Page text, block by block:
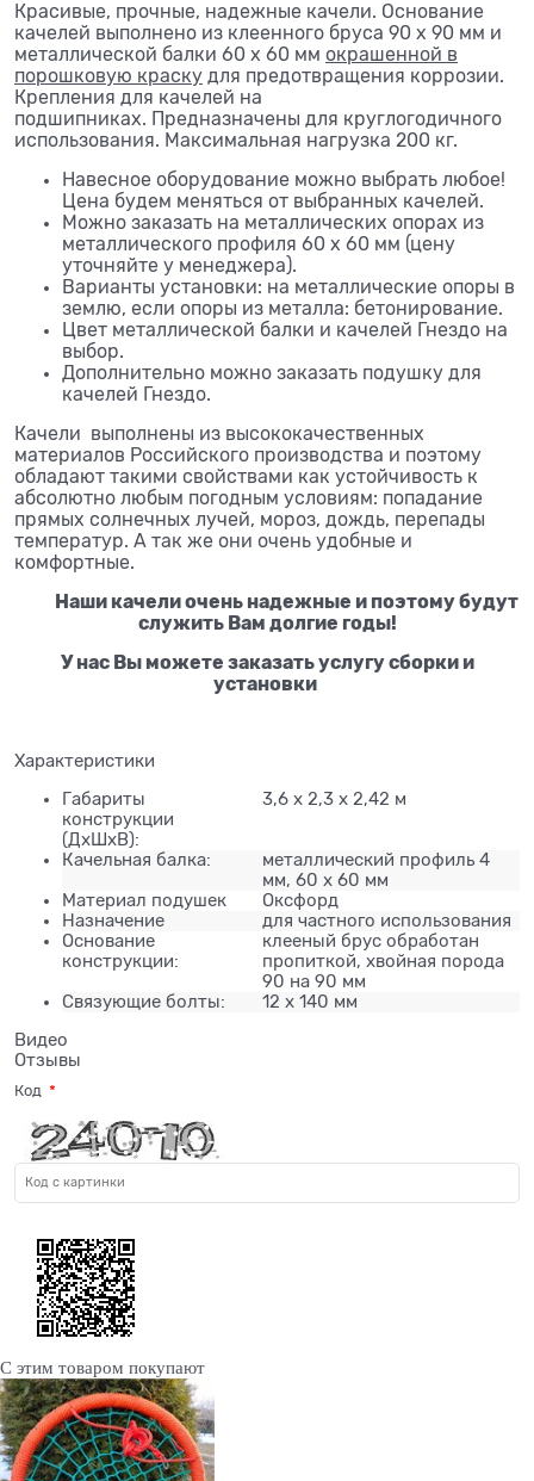
Красивые, прочные, надежные качели. Основание
качелей выполнено из клеенного бруса 90 х 90 мм и
металлической балки 60 х 60 мм окрашенной в
порошковую краску для предотвращения коррозии.
Крепления для качелей на
подшипниках. Предназначены для круглогодичного
использования. Максимальная нагрузка 200 кг.
Навесное оборудование можно выбрать любое!
Цена будем меняться от выбранных качелей.
Можно заказать на металлических опорах из
металлического профиля 60 x 60 мм (цену
уточняйте у менеджера).
Варианты установки: на металлические опоры в
землю, если опоры из металла: бетонирование.
Цвет металлической балки и качелей Гнездо на
выбор.
Дополнительно можно заказать подушку для
качелей Гнездо.
Качели выполнены из высококачественных
материалов Российского производства и поэтому
обладают такими свойствами как устойчивость к
абсолютно любым погодным условиям: попадание
прямых солнечных лучей, мороз, дождь, перепады
температур. А так же они очень удобные и
комфортные.
Наши качели очень надежные и поэтому будут
служить Вам долгие годы!
У нас Вы можете заказать услугу сборки и
установки
Характеристики
Габариты
конструкции
(ДхШхВ):
3,6 x 2,3 x 2,42 м
Качельная балка:
металлический профиль 4
мм, 60 х 60 мм
Материал подушек
Оксфорд
Назначение
для частного использования
Основание
конструкции:
клееный брус обработан
пропиткой, хвойная порода
90 на 90 мм
Связующие болты:
12 х 140 мм
Видео
Отзывы
Код
С этим товаром покупают